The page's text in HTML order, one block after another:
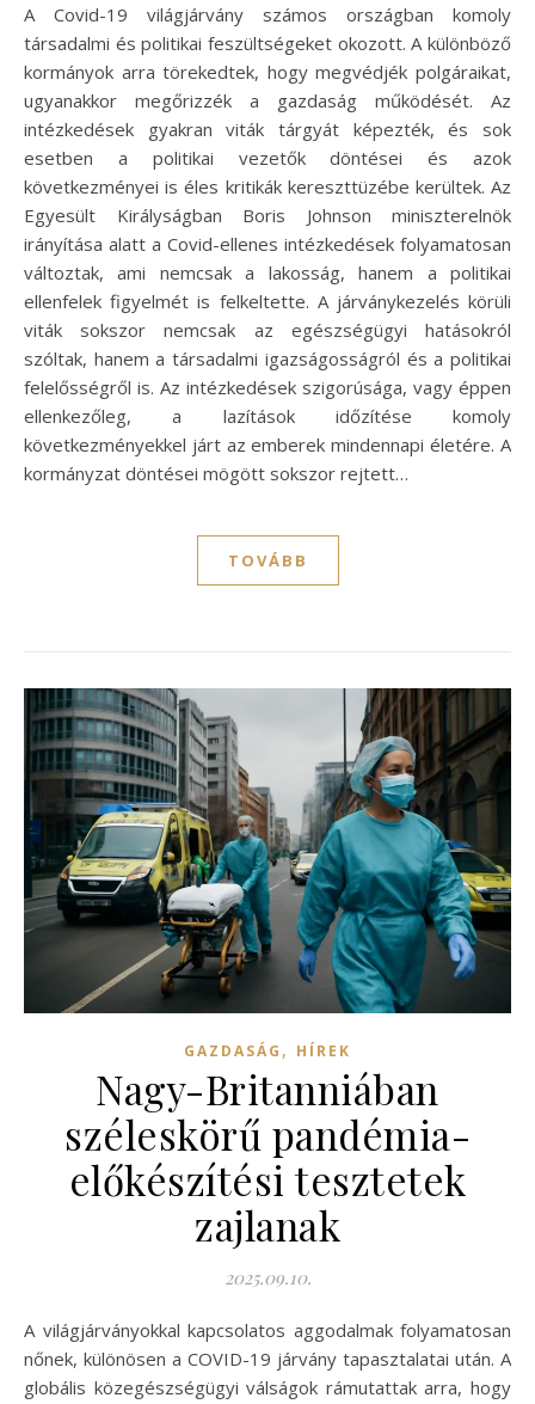
A Covid-19 világjárvány számos országban komoly
társadalmi és politikai feszültségeket okozott. A különböző
kormányok arra törekedtek, hogy megvédjék polgáraikat,
ugyanakkor megőrizzék a gazdaság működését. Az
intézkedések gyakran viták tárgyát képezték, és sok
esetben a politikai vezetők döntései és azok
következményei is éles kritikák kereszttüzébe kerültek. Az
Egyesült Királyságban Boris Johnson miniszterelnök
irányítása alatt a Covid-ellenes intézkedések folyamatosan
változtak, ami nemcsak a lakosság, hanem a politikai
ellenfelek figyelmét is felkeltette. A járványkezelés körüli
viták sokszor nemcsak az egészségügyi hatásokról
szóltak, hanem a társadalmi igazságosságról és a politikai
felelősségről is. Az intézkedések szigorúsága, vagy éppen
ellenkezőleg, a lazítások időzítése komoly
következményekkel járt az emberek mindennapi életére. A
kormányzat döntései mögött sokszor rejtett…
TOVÁBB
GAZDASÁG , HÍREK
Nagy-Britanniában
széleskörű pandémia-
előkészítési tesztetek
zajlanak
2025.09.10.
A világjárványokkal kapcsolatos aggodalmak folyamatosan
nőnek, különösen a COVID-19 járvány tapasztalatai után. A
globális közegészségügyi válságok rámutattak arra, hogy